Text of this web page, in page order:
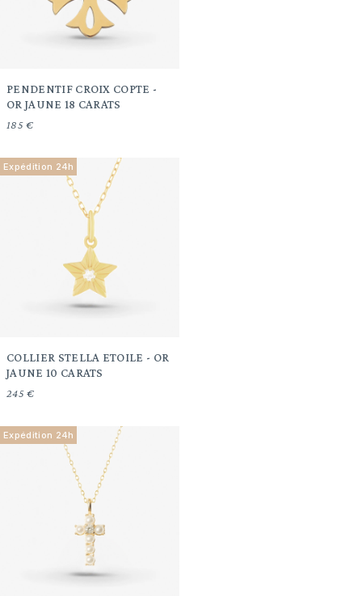
PENDENTIF CROIX COPTE -
OR JAUNE 18 CARATS
185 €
Expédition 24h
COLLIER STELLA ETOILE - OR
JAUNE 10 CARATS
245 €
Expédition 24h